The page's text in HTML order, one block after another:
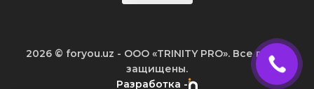
2026 © foryou.uz - ООО «TRINITY PRO». Все права
защищены.
Разработка -